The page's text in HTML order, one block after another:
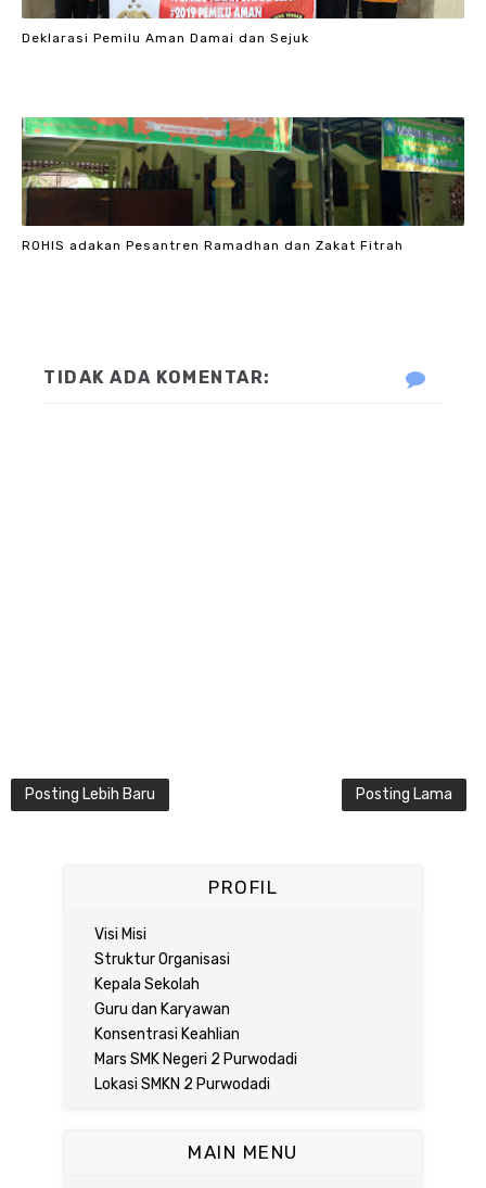
Deklarasi Pemilu Aman Damai dan Sejuk
ROHIS adakan Pesantren Ramadhan dan Zakat Fitrah
TIDAK ADA KOMENTAR:
Posting Lebih Baru Posting Lama
PROFIL
Visi Misi
Struktur Organisasi
Kepala Sekolah
Guru dan Karyawan
Konsentrasi Keahlian
Mars SMK Negeri 2 Purwodadi
Lokasi SMKN 2 Purwodadi
MAIN MENU